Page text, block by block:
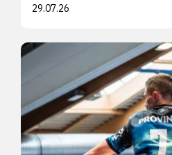
29.07.26